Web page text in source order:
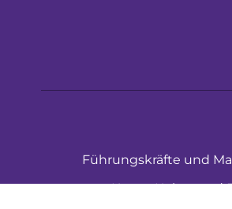
Führungskräfte und
Kunst, Kultur und